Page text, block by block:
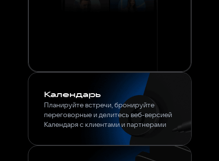
Календарь
Планируйте встречи, бронируйте
переговорные и делитесь веб-версией
Календаря с клиентами и партнерами